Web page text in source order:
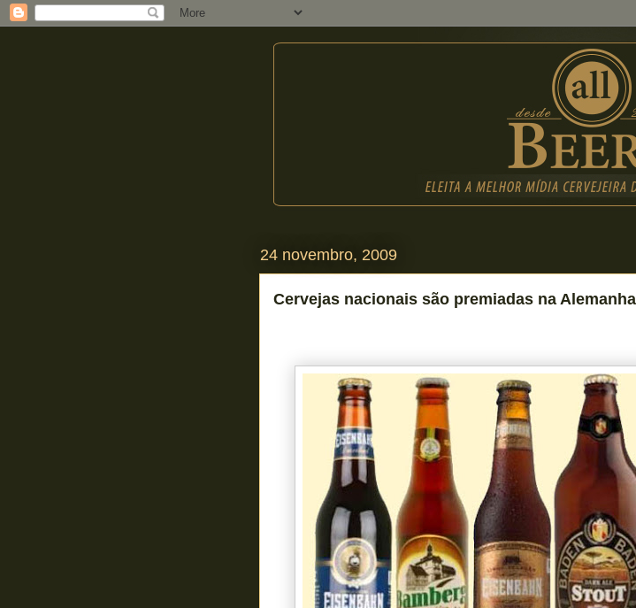
24 novembro, 2009
Cervejas nacionais são premiadas na Alemanha